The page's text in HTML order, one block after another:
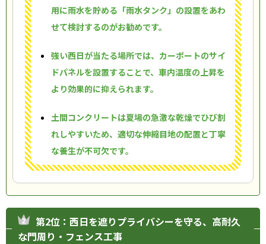
用に雨水を貯める「雨水タンク」の設置をあわ
せて検討するのがお勧めです。
強い西日が当たる場所では、カーポートのサイ
ドパネルを設置することで、車内温度の上昇を
より効果的に抑えられます。
土間コンクリートは夏場の急激な乾燥でひび割
れしやすいため、適切な伸縮目地の配置と丁寧
な養生が不可欠です。
第2位：西日を遮りプライバシーを守る、高耐久
な門周り・フェンス工事